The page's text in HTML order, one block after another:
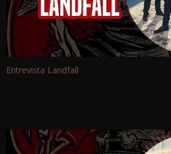
Entrevista Landfall